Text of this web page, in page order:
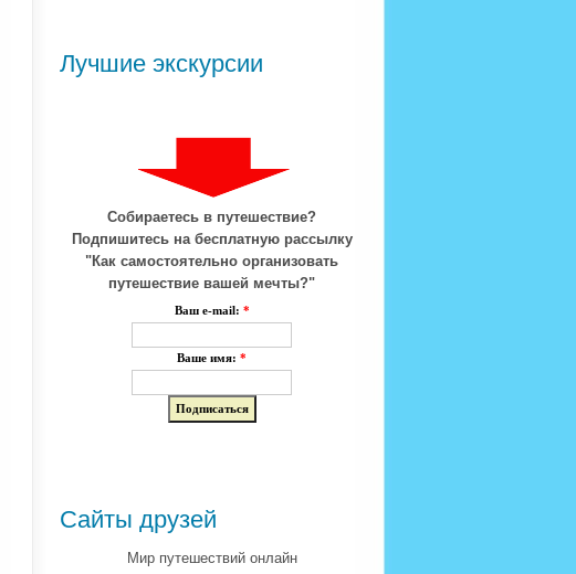
Лучшие экскурсии
Собираетесь в путешествие?
Подпишитесь на бесплатную рассылку
"Как самостоятельно организовать
путешествие вашей мечты?"
Ваш e-mail: *
Ваше имя: *
Сайты друзей
Мир путешествий онлайн